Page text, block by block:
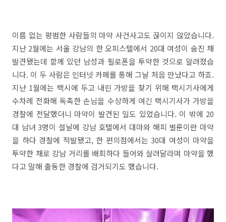
이름 없는 평범한 사람들의 마약 사건사고도 끊이지 않았습니다.
지난 2월에는 서울 강남의 한 오피스텔에서 20대 여성이 숨진 채
발견됐는데 함께 있던 남성과 필로폰을 투약한 것으로 알려졌습
니다. 이 두 사람은 인터넷 카페를 통해 그날 처음 만났다고 하죠.
지난 1월에는 택시에 두고 내린 가방을 찾기 위해 택시기사에게
수차례 전화해 독촉한 손님을 수상하게 여긴 택시기사가 가방을
경찰에 전달했더니 마약이 발견된 일도 있었습니다. 이 밖에 20
대 남녀 3명이 설날에 강남 호텔에서 대마와 해피 벌룬이란 마약
을 하다 경찰에 적발됐고, 한 편의점에서는 30대 여성이 마약을
투약한 채로 강남 거리를 배회하다 들어와 살려달라며 마약을 했
다고 말해 출동한 경찰에 검거되기도 했습니다.